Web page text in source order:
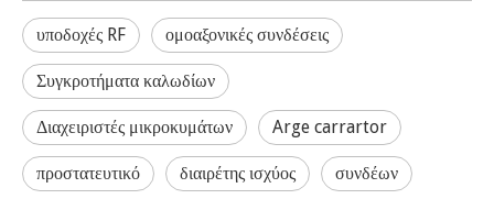
υποδοχές RF ομοαξονικές συνδέσεις
Συγκροτήματα καλωδίων
Διαχειριστές μικροκυμάτων Arge carrartor
προστατευτικό διαιρέτης ισχύος συνδέων